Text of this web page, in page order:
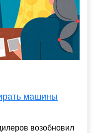
машины
возобновил